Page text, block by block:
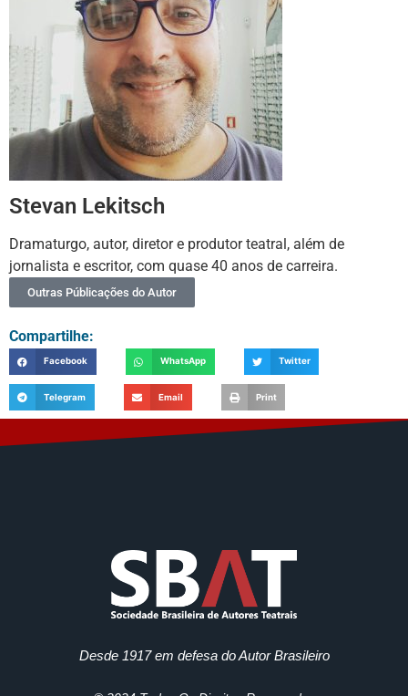
Stevan Lekitsch
Dramaturgo, autor, diretor e produtor teatral, além de
jornalista e escritor, com quase 40 anos de carreira.
Outras Públicações do Autor
Compartilhe:
Facebook WhatsApp Twitter
Telegram Email Print
Desde 1917 em defesa do Autor Brasileiro